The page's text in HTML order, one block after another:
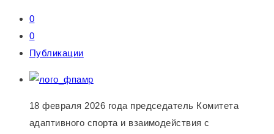
0
0
Публикации
18 февраля 2026 года председатель Комитета
адаптивного спорта и взаимодействия с